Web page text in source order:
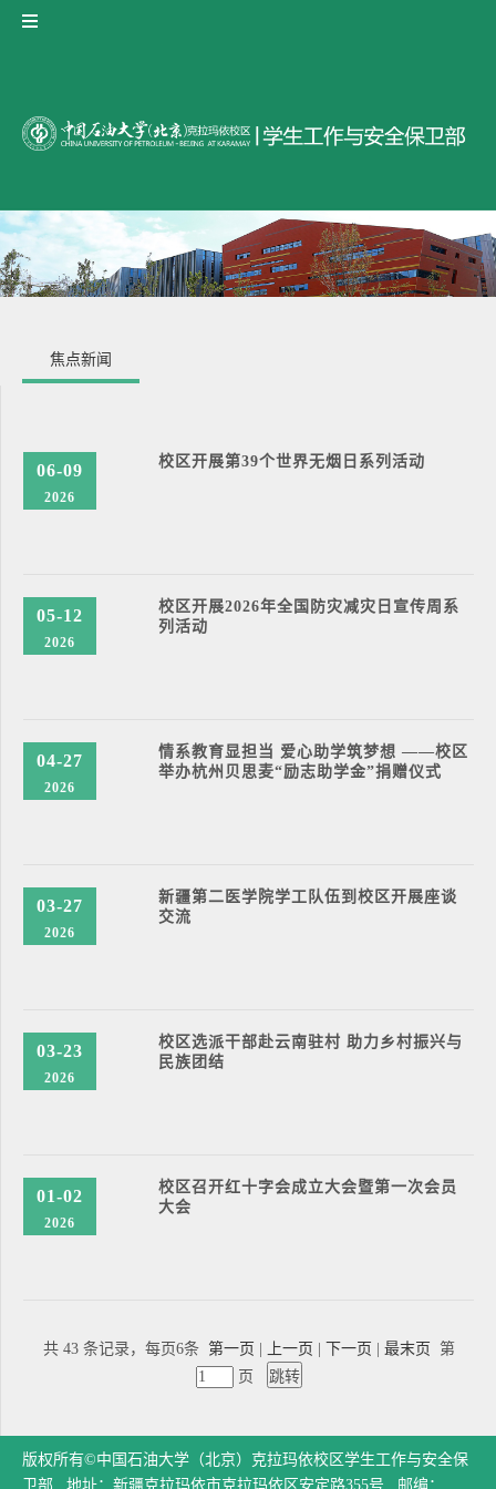
焦点新闻
06-09
2026
校区开展第39个世界无烟日系列活动
05-12
2026
校区开展2026年全国防灾减灾日宣传周系
列活动
04-27
2026
情系教育显担当 爱心助学筑梦想 ——校区
举办杭州贝思麦“励志助学金”捐赠仪式
03-27
2026
新疆第二医学院学工队伍到校区开展座谈
交流
03-23
2026
校区选派干部赴云南驻村 助力乡村振兴与
民族团结
01-02
2026
校区召开红十字会成立大会暨第一次会员
大会
共 43 条记录，每页6条 第一页 上一页 下一页 最末页 第
页
版权所有©中国石油大学（北京）克拉玛依校区学生工作与安全保
卫部 地址：新疆克拉玛依市克拉玛依区安定路355号 邮编：